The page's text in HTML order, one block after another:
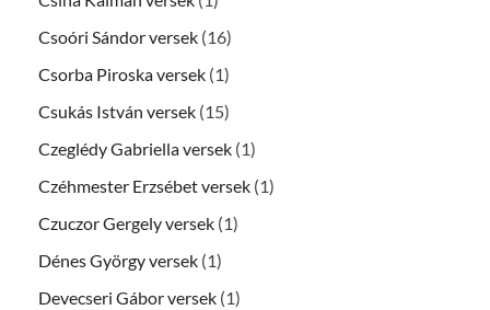
Csoóri Sándor versek (16)
Csorba Piroska versek (1)
Csukás István versek (15)
Czeglédy Gabriella versek (1)
Czéhmester Erzsébet versek (1)
Czuczor Gergely versek (1)
Dénes György versek (1)
Devecseri Gábor versek (1)